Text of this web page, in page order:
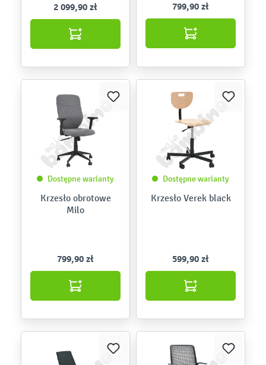
2 099,90 zł 799,90 zł
Dostępne warianty
Krzesło obrotowe
Milo
799,90 zł
Dostępne warianty
Krzesło Verek black
599,90 zł